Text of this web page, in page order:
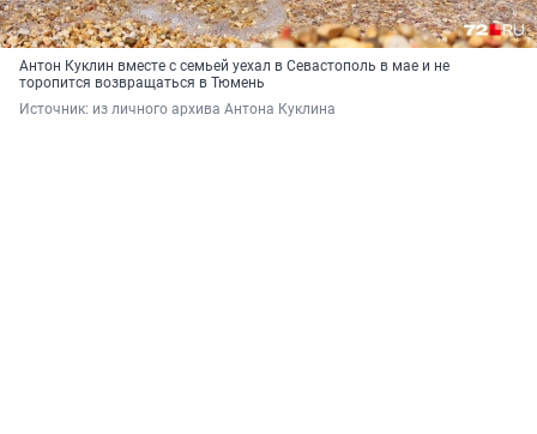
Антон Куклин вместе с семьей уехал в Севастополь в мае и не
торопится возвращаться в Тюмень
Источник: из личного архива Антона Куклина